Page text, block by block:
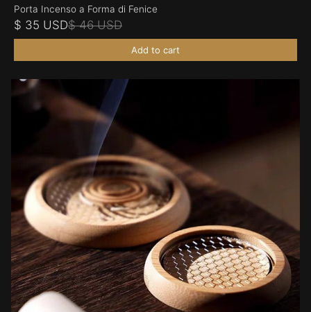
Porta Incenso a Forma di Fenice
$ 35 USD$ 46 USD
Add to cart